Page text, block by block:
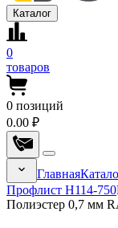
Каталог
0
товаров
0 позиций
0.00 ₽
Главная
Профлист Н114-750
Полиэстер 0,7 мм